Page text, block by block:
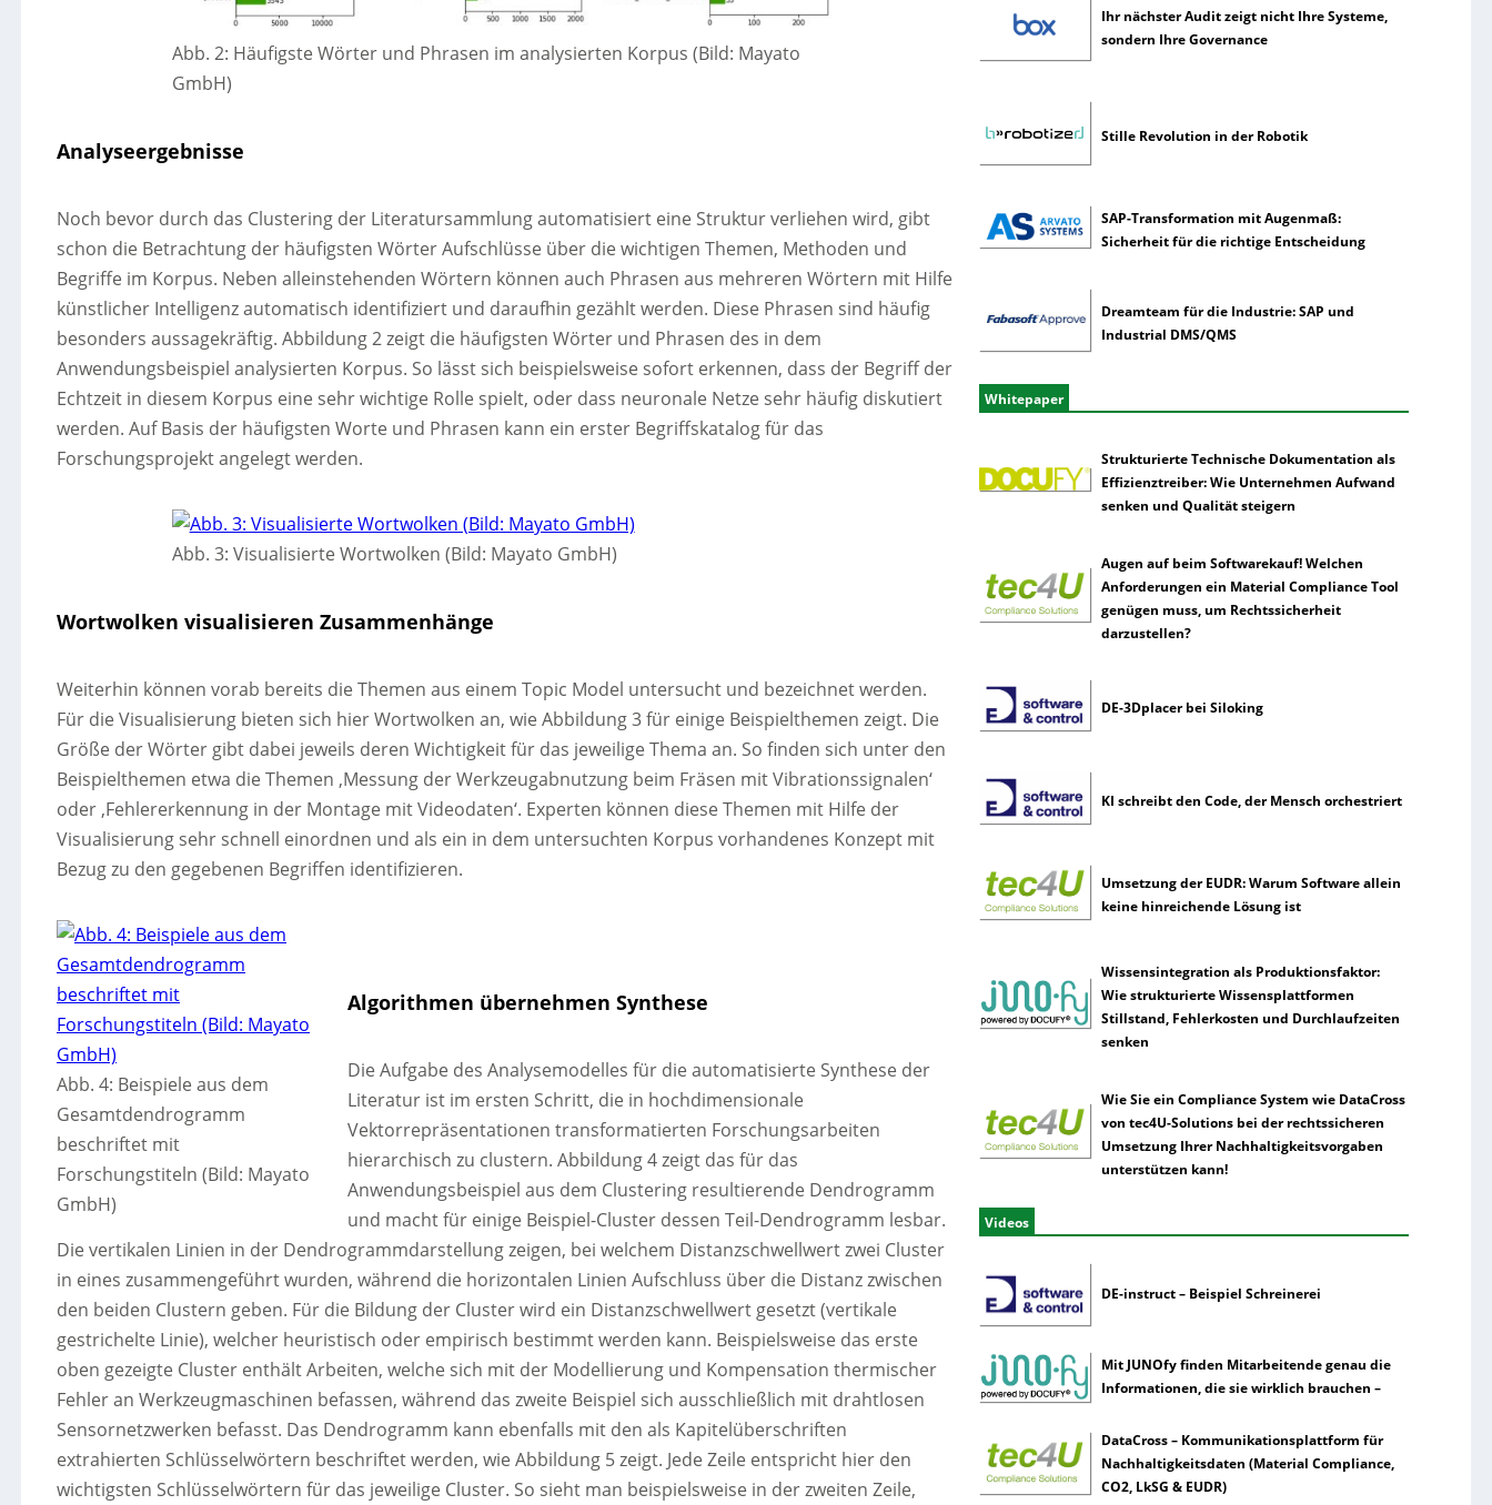
Abb. 2: Häufigste Wörter und Phrasen im analysierten Korpus (Bild: Mayato
GmbH)
Analyseergebnisse
Noch bevor durch das Clustering der Literatursammlung automatisiert eine Struktur verliehen wird, gibt
schon die Betrachtung der häufigsten Wörter Aufschlüsse über die wichtigen Themen, Methoden und
Begriffe im Korpus. Neben alleinstehenden Wörtern können auch Phrasen aus mehreren Wörtern mit Hilfe
künstlicher Intelligenz automatisch identifiziert und daraufhin gezählt werden. Diese Phrasen sind häufig
besonders aussagekräftig. Abbildung 2 zeigt die häufigsten Wörter und Phrasen des in dem
Anwendungsbeispiel analysierten Korpus. So lässt sich beispielsweise sofort erkennen, dass der Begriff der
Echtzeit in diesem Korpus eine sehr wichtige Rolle spielt, oder dass neuronale Netze sehr häufig diskutiert
werden. Auf Basis der häufigsten Worte und Phrasen kann ein erster Begriffskatalog für das
Forschungsprojekt angelegt werden.
Abb. 3: Visualisierte Wortwolken (Bild: Mayato GmbH)
Wortwolken visualisieren Zusammenhänge
Weiterhin können vorab bereits die Themen aus einem Topic Model untersucht und bezeichnet werden.
Für die Visualisierung bieten sich hier Wortwolken an, wie Abbildung 3 für einige Beispielthemen zeigt. Die
Größe der Wörter gibt dabei jeweils deren Wichtigkeit für das jeweilige Thema an. So finden sich unter den
Beispielthemen etwa die Themen ‚Messung der Werkzeugabnutzung beim Fräsen mit Vibrationssignalen‘
oder ‚Fehlererkennung in der Montage mit Videodaten‘. Experten können diese Themen mit Hilfe der
Visualisierung sehr schnell einordnen und als ein in dem untersuchten Korpus vorhandenes Konzept mit
Bezug zu den gegebenen Begriffen identifizieren.
Abb. 4: Beispiele aus dem
Gesamtdendrogramm
beschriftet mit
Forschungstiteln (Bild: Mayato
GmbH)
Algorithmen übernehmen Synthese
Die Aufgabe des Analysemodelles für die automatisierte Synthese der
Literatur ist im ersten Schritt, die in hochdimensionale
Vektorrepräsentationen transformatierten Forschungsarbeiten
hierarchisch zu clustern. Abbildung 4 zeigt das für das
Anwendungsbeispiel aus dem Clustering resultierende Dendrogramm
und macht für einige Beispiel-Cluster dessen Teil-Dendrogramm lesbar.
Die vertikalen Linien in der Dendrogrammdarstellung zeigen, bei welchem Distanzschwellwert zwei Cluster
in eines zusammengeführt wurden, während die horizontalen Linien Aufschluss über die Distanz zwischen
den beiden Clustern geben. Für die Bildung der Cluster wird ein Distanzschwellwert gesetzt (vertikale
gestrichelte Linie), welcher heuristisch oder empirisch bestimmt werden kann. Beispielsweise das erste
oben gezeigte Cluster enthält Arbeiten, welche sich mit der Modellierung und Kompensation thermischer
Fehler an Werkzeugmaschinen befassen, während das zweite Beispiel sich ausschließlich mit drahtlosen
Sensornetzwerken befasst. Das Dendrogramm kann ebenfalls mit den als Kapitelüberschriften
extrahierten Schlüsselwörtern beschriftet werden, wie Abbildung 5 zeigt. Jede Zeile entspricht hier den
wichtigsten Schlüsselwörtern für das jeweilige Cluster. So sieht man beispielsweise in der zweiten Zeile,
Ihr nächster Audit zeigt nicht Ihre Systeme,
sondern Ihre Governance
Stille Revolution in der Robotik
SAP-Transformation mit Augenmaß:
Sicherheit für die richtige Entscheidung
Dreamteam für die Industrie: SAP und
Industrial DMS/QMS
Whitepaper
Strukturierte Technische Dokumentation als
Effizienztreiber: Wie Unternehmen Aufwand
senken und Qualität steigern
Augen auf beim Softwarekauf! Welchen
Anforderungen ein Material Compliance Tool
genügen muss, um Rechtssicherheit
darzustellen?
DE-3Dplacer bei Siloking
KI schreibt den Code, der Mensch orchestriert
Umsetzung der EUDR: Warum Software allein
keine hinreichende Lösung ist
Wissensintegration als Produktionsfaktor:
Wie strukturierte Wissensplattformen
Stillstand, Fehlerkosten und Durchlaufzeiten
senken
Wie Sie ein Compliance System wie DataCross
von tec4U-Solutions bei der rechtssicheren
Umsetzung Ihrer Nachhaltigkeitsvorgaben
unterstützen kann!
Videos
DE-instruct – Beispiel Schreinerei
Mit JUNOfy finden Mitarbeitende genau die
Informationen, die sie wirklich brauchen –
DataCross – Kommunikationsplattform für
Nachhaltigkeitsdaten (Material Compliance,
CO2, LkSG & EUDR)